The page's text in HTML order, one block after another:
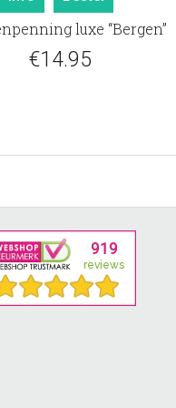
luxe “Bergen”
€14.95